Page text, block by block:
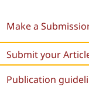
Make a
Submit your
Publication